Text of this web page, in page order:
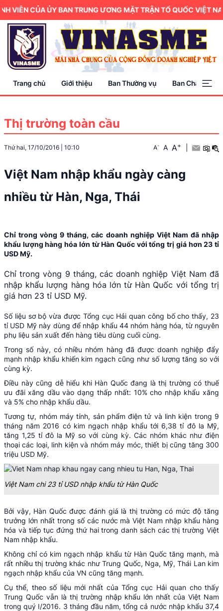
CỦA ỦY BAN TRUNG ƯƠNG MẶT TRẬN TỔ QUỐC VIỆT NAM.
Trang chủ Giới thiệu Ban Thường vụ Ban Chấp hành
Thị trường toàn cầu
Thứ hai, 17/10/2016 10:10 A- A A+
Việt Nam nhập khẩu ngày càng
nhiều từ Hàn, Nga, Thái
Chỉ trong vòng 9 tháng, các doanh nghiệp Việt Nam đã nhập
khẩu lượng hàng hóa lớn từ Hàn Quốc với tổng trị giá hơn 23 tỉ
USD Mỹ.
Chỉ trong vòng 9 tháng, các doanh nghiệp Việt Nam đã
nhập khẩu lượng hàng hóa lớn từ Hàn Quốc với tổng trị
giá hơn 23 tỉ USD Mỹ.
Số liệu sơ bộ vừa được Tổng cục Hải quan công bố cho thấy, 23
tỉ USD Mỹ này dùng để nhập khẩu 44 nhóm hàng hóa, từ nguyên
phụ liệu sản xuất đến hàng tiêu dùng cuối cùng.
Trong số này, có nhiều nhóm hàng đã được doanh nghiệp đẩy
mạnh nhập khẩu khiến kim ngạch cũng như số lượng tăng so với
cùng kỳ.
Điều này cũng dễ hiểu khi Hàn Quốc đang là thị trường có thuế
ưu đãi xăng dầu vào dạng thấp nhất: 10% cho nhập khẩu xăng
và 5% cho nhập khẩu dầu.
Tương tự, nhóm máy tính, sản phẩm điện tử và linh kiện trong 9
tháng năm 2016 có kim ngạch nhập khẩu tới 6,38 tỉ đô la Mỹ,
tăng 1,25 tỉ đô la Mỹ so với cùng kỳ. Các nhóm khác như điện
thoại các loại, linh kiện và nhóm máy móc, thiết bị cũng tăng 300
triệu USD Mỹ.
Việt Nam chi 23 tỉ USD nhập khẩu từ Hàn Quốc
Bởi vậy, Hàn Quốc được đánh giá là thị trường có mức độ tăng
trưởng lớn nhất trong số các nước mà Việt Nam nhập khẩu hàng
hóa và tiếp tục đứng thứ hai trong danh sách các thị trường Việt
Nam nhập khẩu.
Không chỉ có kim ngạch nhập khẩu từ Hàn Quốc tăng mạnh, mà
rất nhiều thị trường khác như Trung Quốc, Nga, Mỹ, Thái Lan kim
ngạch nhập khẩu của VN cũng tăng mạnh.
Cụ thể, theo số liệu mới nhất của Tổng cục Hải quan cho thấy
Trung Quốc vẫn là thị trường nhập khẩu lớn nhất của Việt Nam
trong quý I/2016. 3 tháng đầu năm, tổng cả nước nhập khẩu 37,4